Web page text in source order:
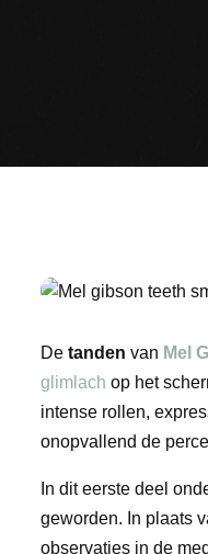
De tanden van Mel
glimlach op het
intense rollen,
onopvallend de
In dit eerste deel
geworden. In plaats
observaties in de